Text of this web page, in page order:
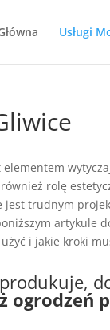
Usługi
również rolę
jest trudnym
artykule
i jakie kroki
ogrodzeń